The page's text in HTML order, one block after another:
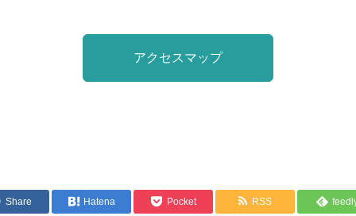
アクセスマップ
Share Hatena Pocket RSS